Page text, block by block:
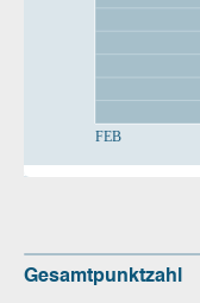
FEB
Gesamtpunktzahl